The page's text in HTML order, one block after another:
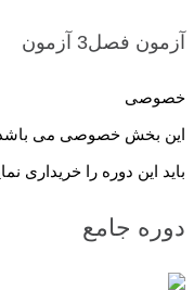
آزمون فصل3 آزمون
خصوصی
این بخش خصوصی می
باید این دوره را خریداری
دوره جامع